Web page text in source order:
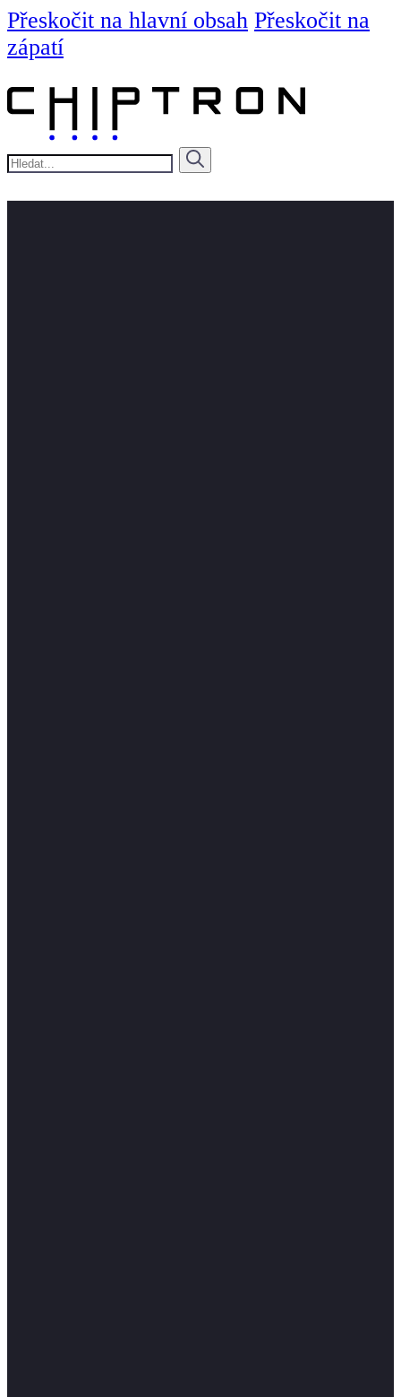
Přeskočit na hlavní obsah Přeskočit na
zápatí
Hledat